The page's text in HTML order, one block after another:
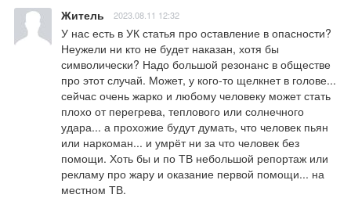
Житель 2023.08.11 12:32
У нас есть в УК статья про оставление в опасности?
Неужели ни кто не будет наказан, хотя бы
символически? Надо большой резонанс в обществе
про этот случай. Может, у кого-то щелкнет в голове...
сейчас очень жарко и любому человеку может стать
плохо от перегрева, теплового или солнечного
удара... а прохожие будут думать, что человек пьян
или наркоман... и умрёт ни за что человек без
помощи. Хоть бы и по ТВ небольшой репортаж или
рекламу про жару и оказание первой помощи... на
местном ТВ.